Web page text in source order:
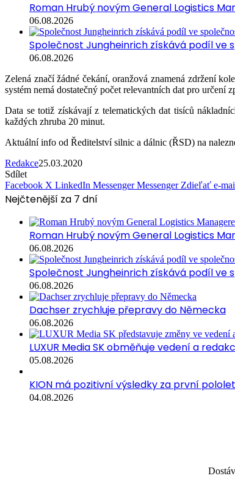
Roman Hrubý novým General Logistics
06.08.2026
Společnost Jungheinrich získává podíl ve
06.08.2026
Zelená značí žádné čekání, oranžová znamená zdržení
systém nemá dostatečný počet relevantních dat pro určení
Data se totiž získávají z telematických dat tisíců
každých zhruba 20 minut.
Aktuální info od Ředitelství silnic a dálnic (ŘSD) na
Redakce25.03.2020
Sdílet
Facebook X LinkedIn Messenger Messenger Zdieľať e-
Nejčtenější za 7 dní
Roman Hrubý novým General Logistics
06.08.2026
Společnost Jungheinrich získává podíl ve
06.08.2026
Dachser zrychluje přepravy do Německa
06.08.2026
LUXUR Media SK obměňuje vedení a
05.08.2026
KION má pozitivní výsledky za první
04.08.2026